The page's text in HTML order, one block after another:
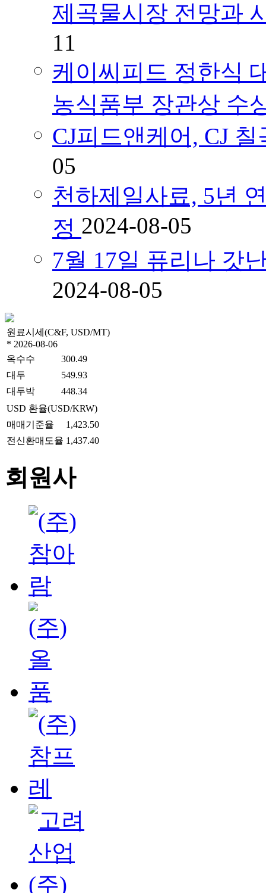
제곡물시장 전망과
11
케이씨피드 정한식
농식품부 장관상 수
CJ피드앤케어, CJ
05
천하제일사료, 5년
정 2024-08-05
7월 17일 퓨리나 갓
2024-08-05
원료시세(C&F, USD/MT)
* 2026-08-06
옥수수
300.49
대두
549.93
대두박
448.34
USD 환율(USD/KRW)
매매기준율
1,423.50
전신환매도율 1,437.40
회원사